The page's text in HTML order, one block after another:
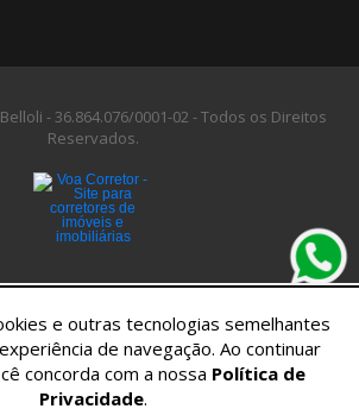
-36.864.076/0001-02 -Todos os Direitos
Reservados.
e outras tecnologias semelhantes
de navegação. Ao continuar
concorda com a nossa Política de
Privacidade.